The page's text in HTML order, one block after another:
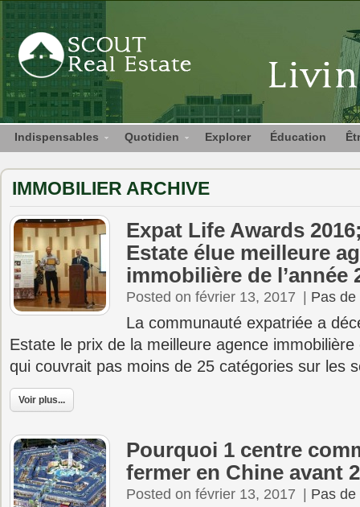
Indispensables Quotidien Explorer Éducation
IMMOBILIER ARCHIVE
Expat Life Awards
Estate élue meilleure
immobilière de l’année
Posted on février 13, 2017 Pas
La communauté expatriée a
Estate le prix de la meilleure agence
qui couvrait pas moins de 25 catégories sur les
Voir plus...
Pourquoi 1 centre
fermer en Chine avant
Posted on février 13, 2017 Pas